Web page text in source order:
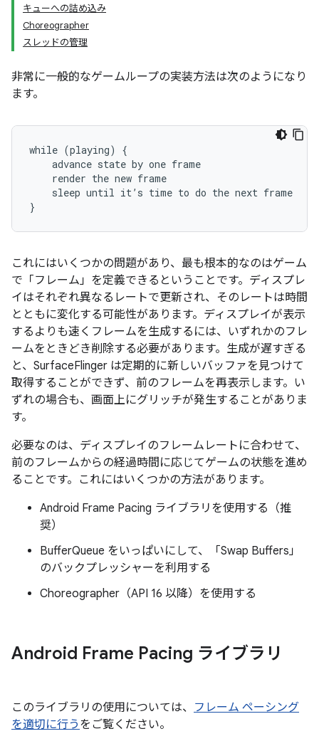
キューへの詰め込み
Choreographer
スレッドの管理
非常に一般的なゲームループの実装方法は次のようになり
ます。
while (playing) {
    advance state by one frame
    render the new frame
    sleep until it’s time to do the next frame
これにはいくつかの問題があり、最も根本的なのはゲーム
で「フレーム」を定義できるということです。ディスプレ
イはそれぞれ異なるレートで更新され、そのレートは時間
とともに変化する可能性があります。ディスプレイが表示
するよりも速くフレームを生成するには、いずれかのフレ
ームをときどき削除する必要があります。生成が遅すぎる
と、SurfaceFlinger は定期的に新しいバッファを見つけて
取得することができず、前のフレームを再表示します。い
ずれの場合も、画面上にグリッチが発生することがありま
す。
必要なのは、ディスプレイのフレームレートに合わせて、
前のフレームからの経過時間に応じてゲームの状態を進め
ることです。これにはいくつかの方法があります。
Android Frame Pacing ライブラリを使用する（推
奨）
BufferQueue をいっぱいにして、「Swap Buffers」
のバックプレッシャーを利用する
Choreographer（API 16 以降）を使用する
Android Frame Pacing ライブラリ
このライブラリの使用については、 フレーム ペーシング
を適切に行う をご覧ください。